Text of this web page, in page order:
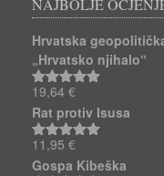
NAJBOLJE
Hrvatska
„Hrvatsko njihalo“
Ocjenjeno
5.00 od 5
19,64 €
Rat protiv Isusa
Ocjenjeno
5.00od 5
11,95 €
Gospa Kibeška